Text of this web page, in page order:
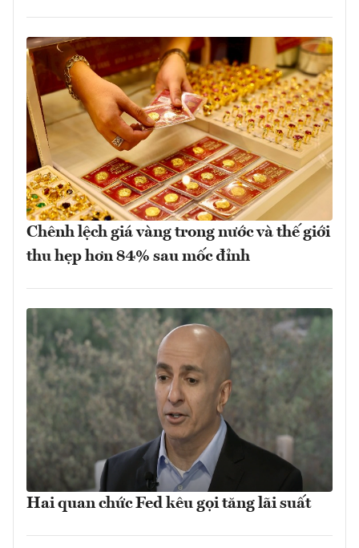
Chênh lệch giá vàng trong nước và thế giới
thu hẹp hơn 84% sau mốc đỉnh
Hai quan chức Fed kêu gọi tăng lãi suất